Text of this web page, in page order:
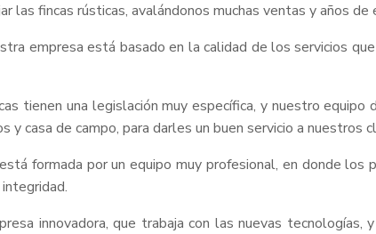
las fincas rústicas, avalándonos muchas ventas y años
empresa está basado en la calidad de los servicios
tienen una legislación muy específica, y nuestro
y casa de campo, para darles un buen servicio a nuestros
formada por un equipo muy profesional, en donde los
innovadora, que trabaja con las nuevas